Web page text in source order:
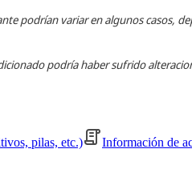
podrían variar en algunos casos,
podría haber sufrido
pilas, etc.)
Información de